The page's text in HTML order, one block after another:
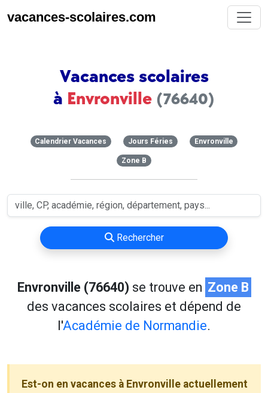
vacances-scolaires.com
Vacances scolaires
à Envronville (76640)
Calendrier Vacances Jours Féries Envronville
Zone B
Rechercher
Envronville (76640) se trouve en Zone B
des vacances scolaires et dépend de
l'Académie de Normandie.
Est-on en vacances à Envronville actuellement